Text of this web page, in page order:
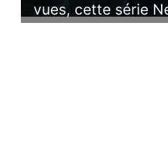
vues, cette série